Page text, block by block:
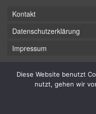
Kontakt
Datenschutzerklärung
Impressum
Die Wurst hat zwei Enden - hier ist
Diese Website benutzt
nutzt, gehen wir